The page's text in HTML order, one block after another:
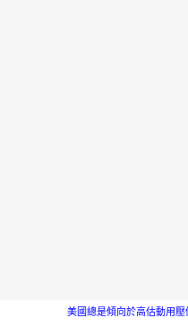
美國總是傾向於高估動用